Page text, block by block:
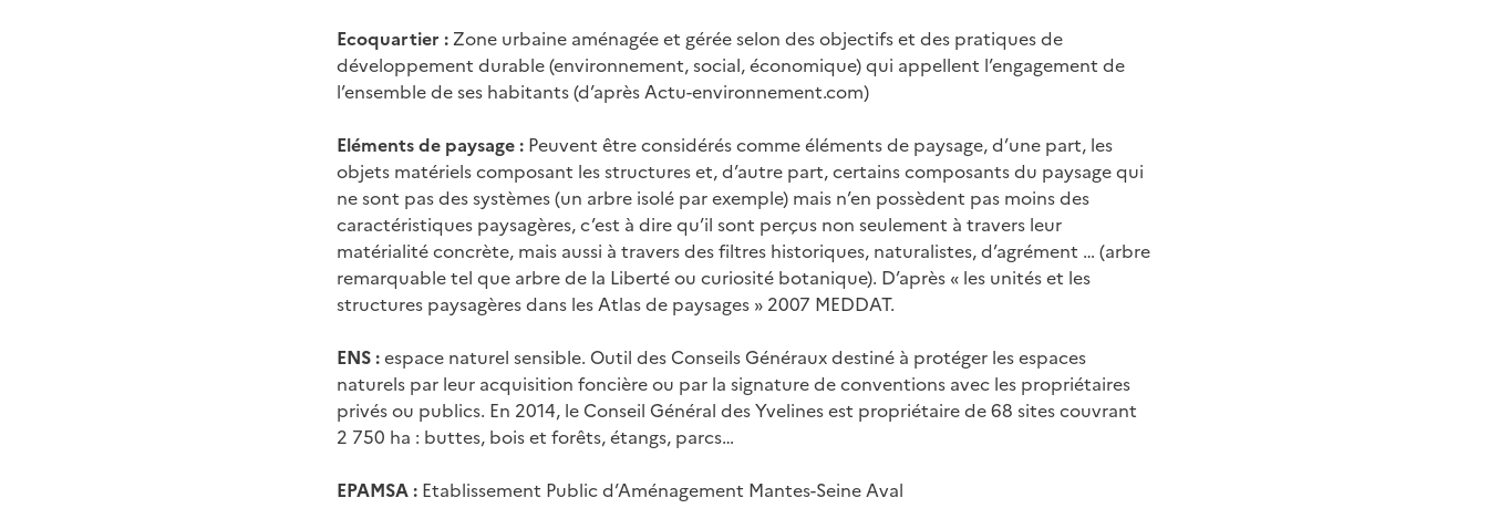
Ecoquartier :Zone urbaine aménagée et gérée selon des objectifs et des pratiques de
développement durable (environnement, social, économique) qui appellent l’engagement de
l’ensemble de ses habitants (d’après Actu-environnement.com)
Eléments de paysage : Peuvent être considérés comme éléments de paysage, d’une part, les
objets matériels composant les structures et, d’autre part, certains composants du paysage qui
ne sont pas des systèmes (un arbre isolé par exemple) mais n’en possèdent pas moins des
caractéristiques paysagères, c’est à dire qu’il sont perçus non seulement à travers leur
matérialité concrète, mais aussi à travers des filtres historiques, naturalistes, d’agrément … (arbre
remarquable tel que arbre de la Liberté ou curiosité botanique). D’après « les unités et les
structures paysagères dans les Atlas de paysages » 2007 MEDDAT.
ENS :espace naturel sensible. Outil des Conseils Généraux destiné à protéger les espaces
naturels par leur acquisition foncière ou par la signature de conventions avec les propriétaires
privés ou publics. En 2014, le Conseil Général des Yvelines est propriétaire de 68 sites couvrant
2 750 ha : buttes, bois et forêts, étangs, parcs…
EPAMSA : Etablissement Public d’Aménagement Mantes-Seine Aval